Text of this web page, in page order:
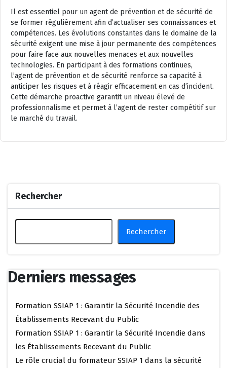
Il est essentiel pour un agent de prévention et de sécurité de
se former régulièrement afin d’actualiser ses connaissances et
compétences. Les évolutions constantes dans le domaine de la
sécurité exigent une mise à jour permanente des compétences
pour faire face aux nouvelles menaces et aux nouvelles
technologies. En participant à des formations continues,
l’agent de prévention et de sécurité renforce sa capacité à
anticiper les risques et à réagir efficacement en cas d’incident.
Cette démarche proactive garantit un niveau élevé de
professionnalisme et permet à l’agent de rester compétitif sur
le marché du travail.
Rechercher
Rechercher
Derniers messages
Formation SSIAP 1 : Garantir la Sécurité Incendie des
Établissements Recevant du Public
Formation SSIAP 1 : Garantir la Sécurité Incendie dans
les Établissements Recevant du Public
Le rôle crucial du formateur SSIAP 1 dans la sécurité